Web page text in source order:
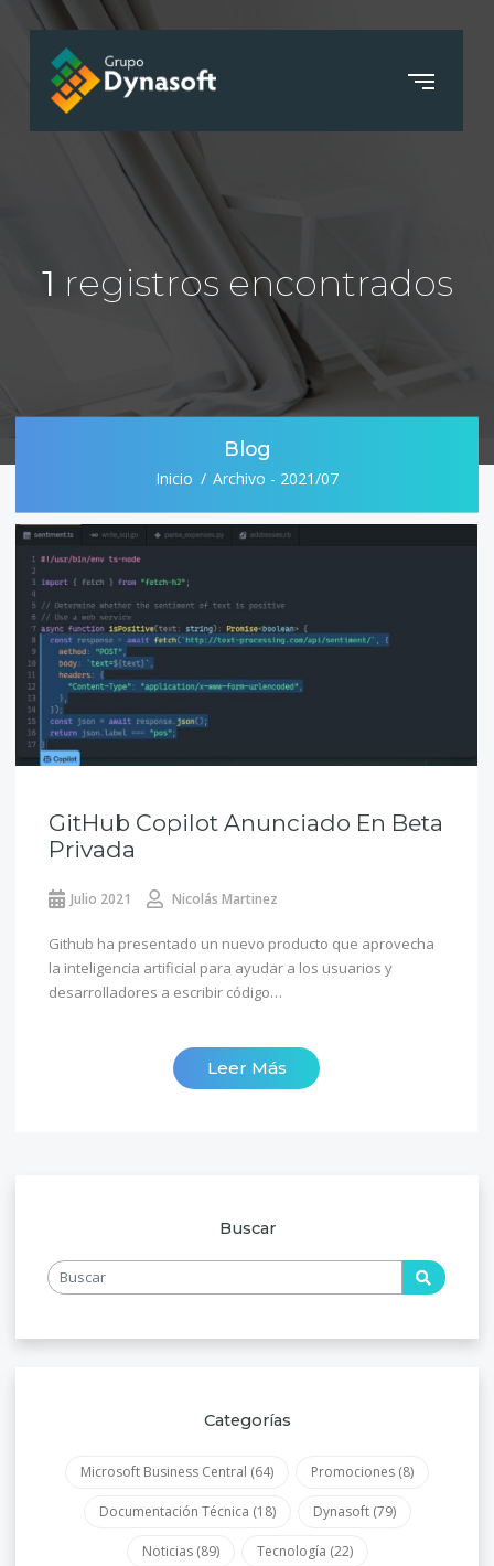
1 registros encontrados
Blog
Inicio Archivo - 2021/07
GitHub Copilot Anunciado En Beta
Privada
Julio 2021 Nicolás Martinez
Github ha presentado un nuevo producto que aprovecha
la inteligencia artificial para ayudar a los usuarios y
desarrolladores a escribir código…
Leer Más
Buscar
Categorías
Microsoft Business Central (64) Promociones (8)
Documentación Técnica (18) Dynasoft (79)
Noticias (89) Tecnología (22)